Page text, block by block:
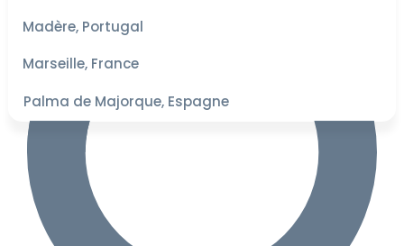
Madère, Portugal
Marseille, France
Palma de Majorque, Espagne
pour les
tarifs